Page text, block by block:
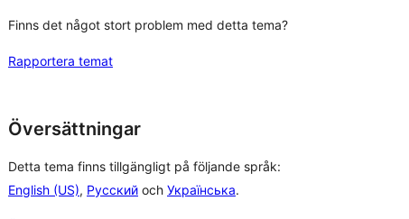
Finns det något stort problem med detta tema?
Rapportera temat
Översättningar
Detta tema finns tillgängligt på följande språk:
English (US), Русский och Українська.